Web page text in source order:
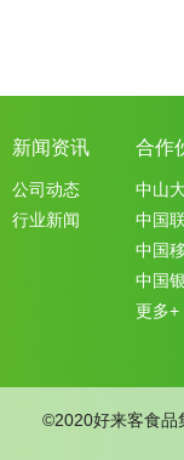
新闻资讯
公司动态
行业新闻
合作
中山
中国
中国
中国
更多+
©2020好来客食品